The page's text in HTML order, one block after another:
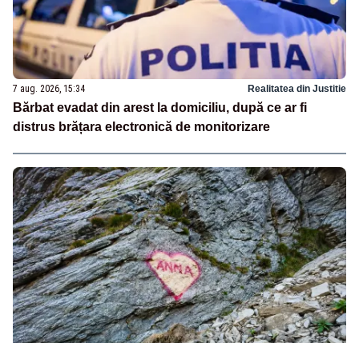
7 aug. 2026, 15:34 Realitatea din Justitie
Bărbat evadat din arest la domiciliu, după ce ar fi
distrus brățara electronică de monitorizare